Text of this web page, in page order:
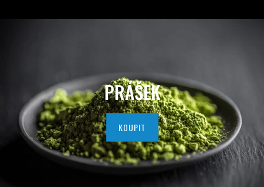
PRÁŠEK
KOUPIT